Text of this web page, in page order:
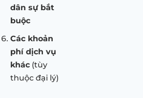
dân sự bắt
buộc
Các khoản
phí dịch vụ
khác (tùy
thuộc đại lý)